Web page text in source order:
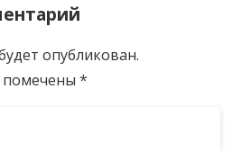
опубликован.
помечены *